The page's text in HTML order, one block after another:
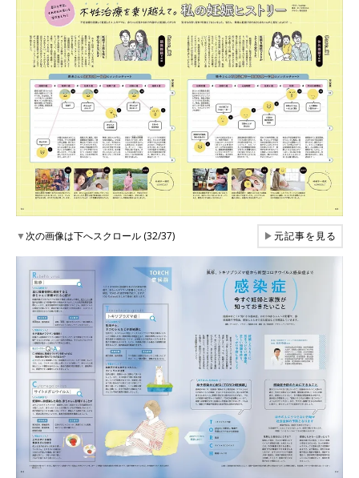
▼次の画像は下へスクロール (32/37) ▶元記事を見る